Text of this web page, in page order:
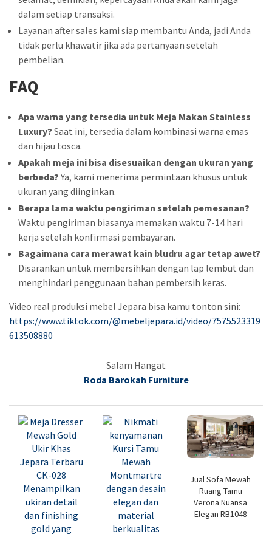
dalam setiap transaksi.
Layanan after sales kami siap membantu Anda, jadi Anda
tidak perlu khawatir jika ada pertanyaan setelah
pembelian.
FAQ
Apa warna yang tersedia untuk Meja Makan Stainless
Luxury? Saat ini, tersedia dalam kombinasi warna emas
dan hijau tosca.
Apakah meja ini bisa disesuaikan dengan ukuran yang
berbeda?Ya, kami menerima permintaan khusus untuk
ukuran yang diinginkan.
Berapa lama waktu pengiriman setelah pemesanan?
Waktu pengiriman biasanya memakan waktu 7-14 hari
kerja setelah konfirmasi pembayaran.
Bagaimana cara merawat kain bludru agar tetap awet?
Disarankan untuk membersihkan dengan lap lembut dan
menghindari penggunaan bahan pembersih keras.
Video real produksi mebel Jepara bisa kamu tonton sini:
https://www.tiktok.com/@mebeljepara.id/video/7575523319
613508880
Salam Hangat
Roda Barokah Furniture
Jual Sofa Mewah
Ruang Tamu
Verona Nuansa
Elegan RB1048